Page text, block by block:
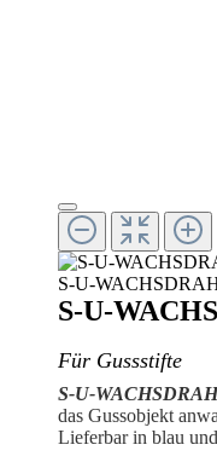
S-U-
S-U-
Für Gussstifte
S-U-
das Gussobjekt
Lieferbar in blau